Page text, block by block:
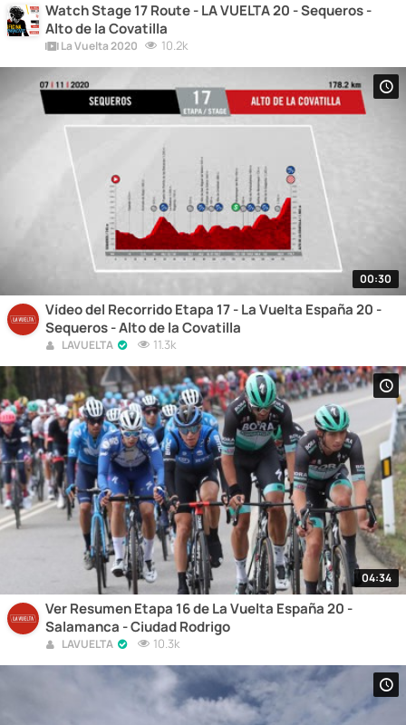
Watch Stage 17 Route - LA VUELTA 20 - Sequeros -
Alto de la Covatilla
La Vuelta 2020 10.2k
00:30
Vídeo del Recorrido Etapa 17 - La Vuelta España 20 -
Sequeros - Alto de la Covatilla
LAVUELTA 11.3k
04:34
Ver Resumen Etapa 16 de La Vuelta España 20 -
Salamanca - Ciudad Rodrigo
LAVUELTA 10.3k